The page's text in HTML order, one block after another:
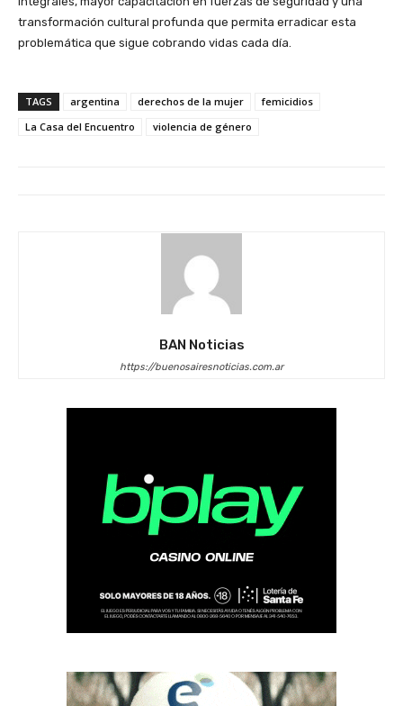
transformación cultural profunda que permita erradicar esta
problemática que sigue cobrando vidas cada día.
TAGS argentina derechos de la mujer
femicidios
La Casa del Encuentro
violencia de género
BAN Noticias
https://buenosairesnoticias.com.ar